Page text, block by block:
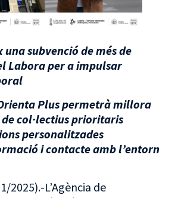
una subvenció de més de
Labora per a impulsar
Plus permetrà millora
col·lectius prioritaris
personalitzades
i contacte amb l’entorn
2025).-L’Agència de